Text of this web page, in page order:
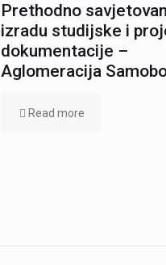
Prethodno
izradu studijske i
dokumentacije –
Aglomeracija
Read more